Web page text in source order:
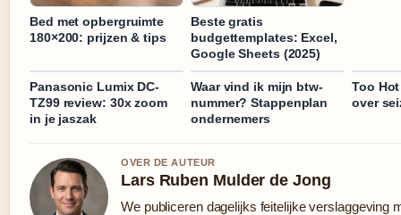
Bed met opbergruimte
180×200: prijzen & tips
Beste gratis
budgettemplates: Excel,
Google Sheets (2025)
Panasonic Lumix DC-
TZ99 review: 30x zoom
in je jaszak
Waar vind ik mijn btw-
nummer? Stappenplan
ondernemers
Too
over
OVER DE AUTEUR
Lars Ruben Mulder de Jong
We publiceren dagelijks feitelijke verslaggeving